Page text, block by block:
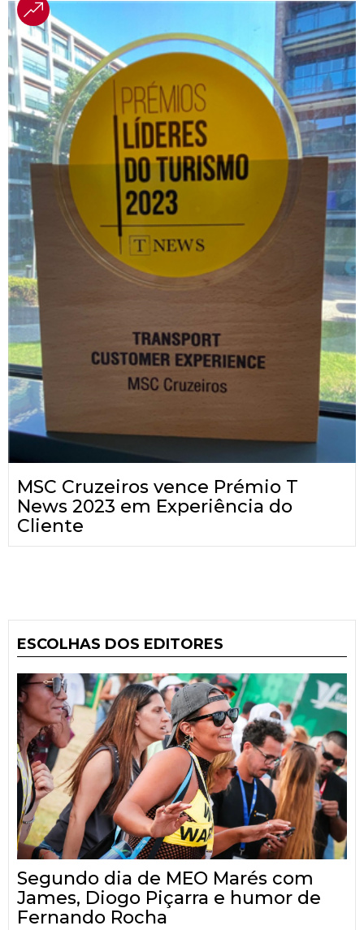
MSC Cruzeiros vence Prémio T
News 2023 em Experiência do
Cliente
ESCOLHAS DOS EDITORES
Segundo dia de MEO Marés com
James, Diogo Piçarra e humor de
Fernando Rocha